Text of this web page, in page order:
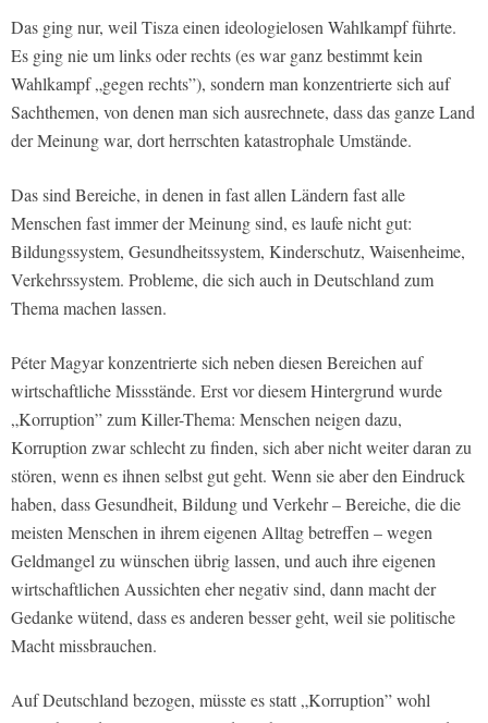
Das ging nur, weil Tisza einen ideologielosen Wahlkampf führte.
Es ging nie um links oder rechts (es war ganz bestimmt kein
Wahlkampf „gegen rechts”), sondern man konzentrierte sich auf
Sachthemen, von denen man sich ausrechnete, dass das ganze Land
der Meinung war, dort herrschten katastrophale Umstände.
Das sind Bereiche, in denen in fast allen Ländern fast alle
Menschen fast immer der Meinung sind, es laufe nicht gut:
Bildungssystem, Gesundheitssystem, Kinderschutz, Waisenheime,
Verkehrssystem. Probleme, die sich auch in Deutschland zum
Thema machen lassen.
Péter Magyar konzentrierte sich neben diesen Bereichen auf
wirtschaftliche Missstände. Erst vor diesem Hintergrund wurde
„Korruption” zum Killer-Thema: Menschen neigen dazu,
Korruption zwar schlecht zu finden, sich aber nicht weiter daran zu
stören, wenn es ihnen selbst gut geht. Wenn sie aber den Eindruck
haben, dass Gesundheit, Bildung und Verkehr – Bereiche, die die
meisten Menschen in ihrem eigenen Alltag betreffen – wegen
Geldmangel zu wünschen übrig lassen, und auch ihre eigenen
wirtschaftlichen Aussichten eher negativ sind, dann macht der
Gedanke wütend, dass es anderen besser geht, weil sie politische
Macht missbrauchen.
Auf Deutschland bezogen, müsste es statt „Korruption” wohl